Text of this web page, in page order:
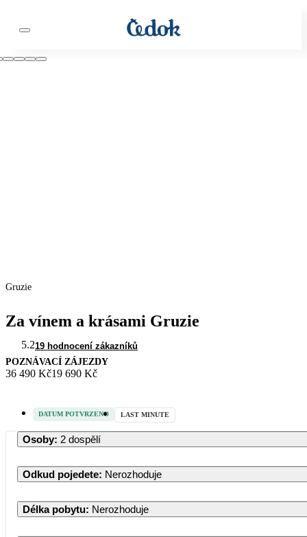
Gruzie
Za vínem a krásami Gruzie
5.219 hodnocení zákazníků
POZNÁVACÍ ZÁJEZDY
36 490 Kč19 690 Kč
DATUM POTVRZENO LAST MINUTE
Osoby: 2 dospělí
Odkud pojedete: Nerozhoduje
Délka pobytu: Nerozhoduje